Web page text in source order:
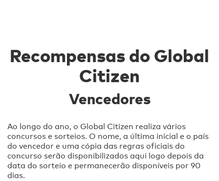
Recompensas do Global
Citizen
Vencedores
Ao longo do ano, o Global Citizen realiza vários
concursos e sorteios. O nome, a última inicial e o país
do vencedor e uma cópia das regras oficiais do
concurso serão disponibilizados aqui logo depois da
data do sorteio e permanecerão disponíveis por 90
dias.